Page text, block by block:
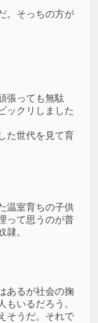
。そっちの方が
張っても無駄
ックリしました
た世代を見て育
温室育ちの子供
って思うのが普
隷。
あるが社会の掬
もいるだろう。
そうだ。それで